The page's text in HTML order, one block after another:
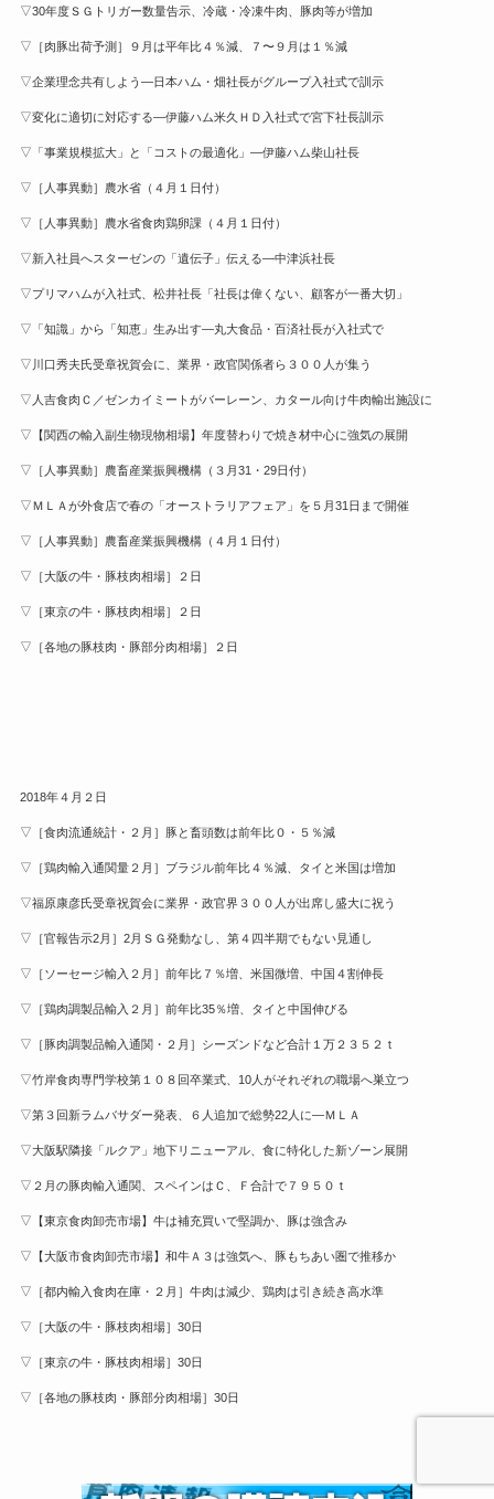
▽30年度ＳＧトリガー数量告示、冷蔵・冷凍牛肉、豚肉等が増加
▽［肉豚出荷予測］９月は平年比４％減、７〜９月は１％減
▽企業理念共有しよう—日本ハム・畑社長がグループ入社式で訓示
▽変化に適切に対応する—伊藤ハム米久ＨＤ入社式で宮下社長訓示
▽「事業規模拡大」と「コストの最適化」—伊藤ハム柴山社長
▽［人事異動］農水省（４月１日付）
▽［人事異動］農水省食肉鶏卵課（４月１日付）
▽新入社員へスターゼンの「遺伝子」伝える—中津浜社長
▽プリマハムが入社式、松井社長「社長は偉くない、顧客が一番大切」
▽「知識」から「知恵」生み出す—丸大食品・百済社長が入社式で
▽川口秀夫氏受章祝賀会に、業界・政官関係者ら３００人が集う
▽人吉食肉Ｃ／ゼンカイミートがバーレーン、カタール向け牛肉輸出施設に
▽【関西の輸入副生物現物相場】年度替わりで焼き材中心に強気の展開
▽［人事異動］農畜産業振興機構（３月31・29日付）
▽ＭＬＡが外食店で春の「オーストラリアフェア」を５月31日まで開催
▽［人事異動］農畜産業振興機構（４月１日付）
▽［大阪の牛・豚枝肉相場］２日
▽［東京の牛・豚枝肉相場］２日
▽［各地の豚枝肉・豚部分肉相場］２日
2018年４月２日
▽［食肉流通統計・２月］豚と畜頭数は前年比０・５％減
▽［鶏肉輸入通関量２月］ブラジル前年比４％減、タイと米国は増加
▽福原康彦氏受章祝賀会に業界・政官界３００人が出席し盛大に祝う
▽［官報告示2月］2月ＳＧ発動なし、第４四半期でもない見通し
▽［ソーセージ輸入２月］前年比７％増、米国微増、中国４割伸長
▽［鶏肉調製品輸入２月］前年比35％増、タイと中国伸びる
▽［豚肉調製品輸入通関・２月］シーズンドなど合計１万２３５２ｔ
▽竹岸食肉専門学校第１０８回卒業式、10人がそれぞれの職場へ巣立つ
▽第３回新ラムバサダー発表、６人追加で総勢22人に—ＭＬＡ
▽大阪駅隣接「ルクア」地下リニューアル、食に特化した新ゾーン展開
▽２月の豚肉輸入通関、スペインはＣ、Ｆ合計で７９５０ｔ
▽【東京食肉卸売市場】牛は補充買いで堅調か、豚は強含み
▽【大阪市食肉卸売市場】和牛Ａ３は強気へ、豚もちあい圏で推移か
▽［都内輸入食肉在庫・２月］牛肉は減少、鶏肉は引き続き高水準
▽［大阪の牛・豚枝肉相場］30日
▽［東京の牛・豚枝肉相場］30日
▽［各地の豚枝肉・豚部分肉相場］30日